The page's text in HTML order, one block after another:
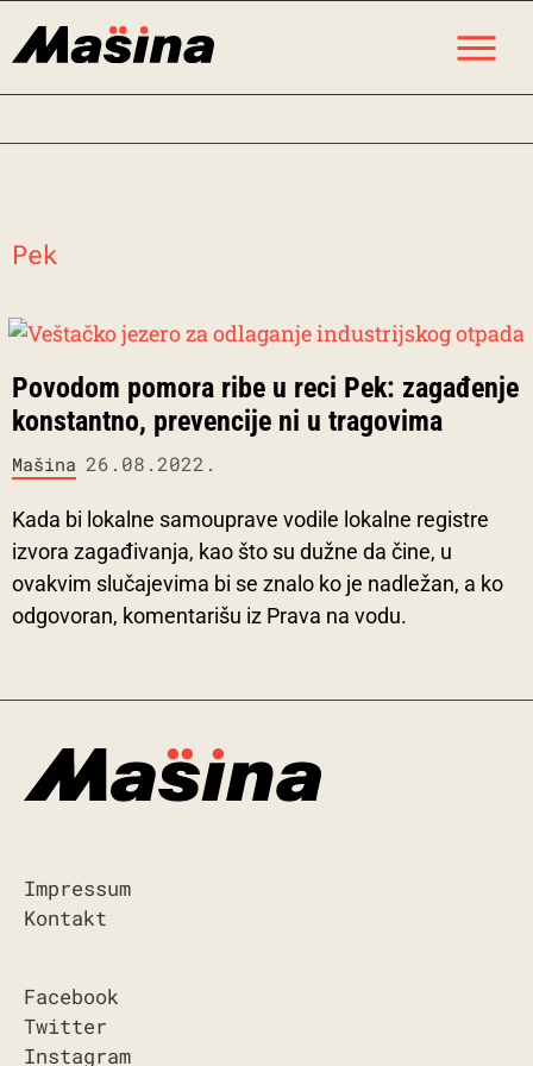
Pek
Povodom pomora ribe u reci Pek: zagađenje
konstantno, prevencije ni u tragovima
Mašina 26.08.2022.
Kada bi lokalne samouprave vodile lokalne registre
izvora zagađivanja, kao što su dužne da čine, u
ovakvim slučajevima bi se znalo ko je nadležan, a ko
odgovoran, komentarišu iz Prava na vodu.
Impressum
Kontakt
Facebook
Twitter
Instagram